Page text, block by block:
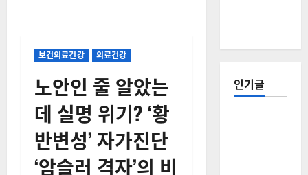
보건의료건강 의료건강
노안인 줄 알았는
데 실명 위기? ‘황
반변성’ 자가진단
‘암슬러 격자’의 비
인기글